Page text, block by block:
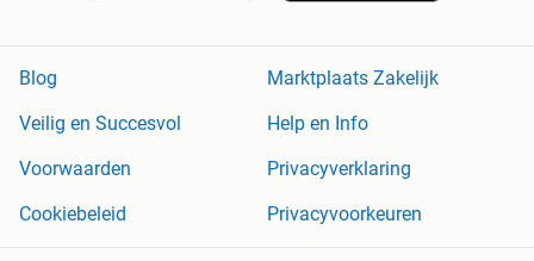
Blog
Marktplaats Zakelijk
Veilig en Succesvol
Help en Info
Voorwaarden
Privacyverklaring
Cookiebeleid
Privacyvoorkeuren